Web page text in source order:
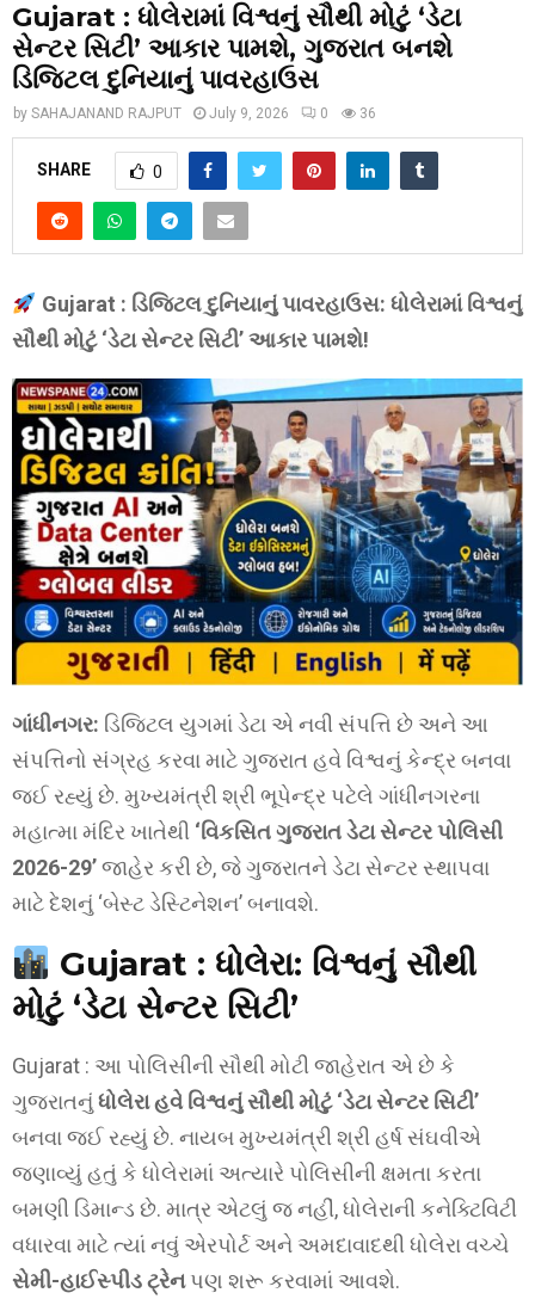
Gujarat : ધોલેરામાં વિશ્વનું સૌથી મોટું ‘ડેટા
સેન્ટર સિટી’ આકાર પામશે, ગુજરાત બનશે
ડિજિટલ દુનિયાનું પાવરહાઉસ
by SAHAJANAND RAJPUT July 9, 2026 0 36
SHARE 0
Gujarat : ડિજિટલ દુનિયાનું પાવરહાઉસ: ધોલેરામાં વિશ્વનું
સૌથી મોટું ‘ડેટા સેન્ટર સિટી’ આકાર પામશે!
ગાંધીનગર: ડિજિટલ યુગમાં ડેટા એ નવી સંપત્તિ છે અને આ
સંપત્તિનો સંગ્રહ કરવા માટે ગુજરાત હવે વિશ્વનું કેન્દ્ર બનવા
જઈ રહ્યું છે. મુખ્યમંત્રી શ્રી ભૂપેન્દ્ર પટેલે ગાંધીનગરના
મહાત્મા મંદિર ખાતેથી ‘વિકસિત ગુજરાત ડેટા સેન્ટર પોલિસી
2026-29’જાહેર કરી છે, જે ગુજરાતને ડેટા સેન્ટર સ્થાપવા
માટે દેશનું ‘બેસ્ટ ડેસ્ટિનેશન’ બનાવશે.
Gujarat : ધોલેરા: વિશ્વનું સૌથી
મોટું ‘ડેટા સેન્ટર સિટી’
Gujarat : આ પોલિસીની સૌથી મોટી જાહેરાત એ છે કે
ગુજરાતનુંધોલેરા હવે વિશ્વનું સૌથી મોટું ‘ડેટા સેન્ટર સિટી’
બનવા જઈ રહ્યું છે. નાયબ મુખ્યમંત્રી શ્રી હર્ષ સંઘવીએ
જણાવ્યું હતું કે ધોલેરામાં અત્યારે પોલિસીની ક્ષમતા કરતા
બમણી ડિમાન્ડ છે. માત્ર એટલું જ નહીં, ધોલેરાની કનેક્ટિવિટી
વધારવા માટે ત્યાં નવું એરપોર્ટ અને અમદાવાદથી ધોલેરા વચ્ચે
સેમી-હાઈસ્પીડ ટ્રેનપણ શરૂ કરવામાં આવશે.